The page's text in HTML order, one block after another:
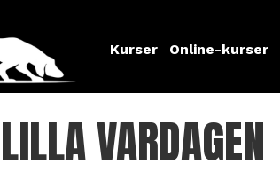
Kurser Online-kurser
LILLA VARDAGEN